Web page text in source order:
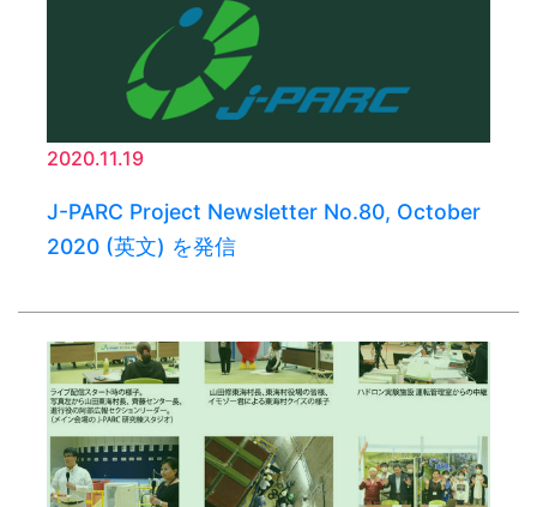
2020.11.19
J-PARC Project Newsletter No.80, October
2020 (英文) を発信